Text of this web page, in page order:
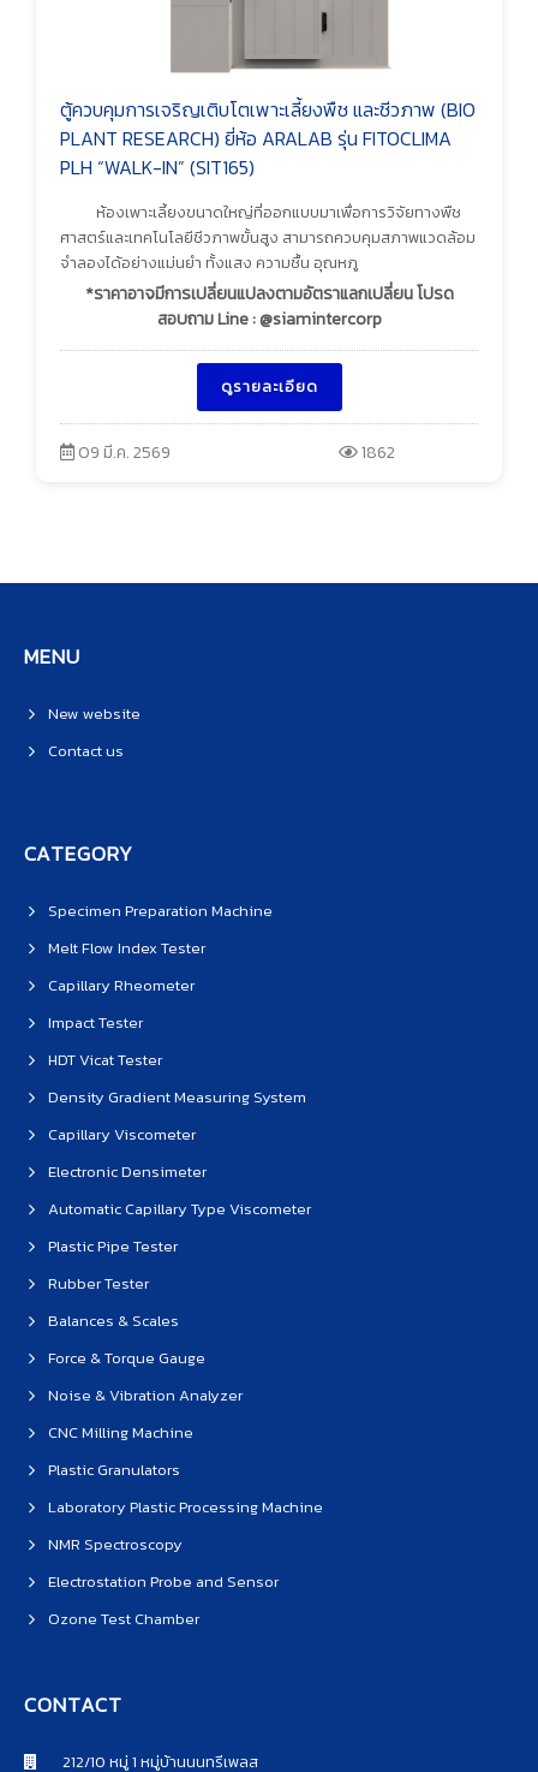
ตู้ควบคุมการเจริญเติบโตเพาะเลี้ยงพืช และชีวภาพ (BIO
PLANT RESEARCH) ยี่ห้อ ARALAB รุ่น FITOCLIMA
PLH “WALK-IN” (SIT165)
ห้องเพาะเลี้ยงขนาดใหญ่ที่ออกแบบมาเพื่อการวิจัยทางพืช
ศาสตร์และเทคโนโลยีชีวภาพขั้นสูง สามารถควบคุมสภาพแวดล้อม
จำลองได้อย่างแม่นยำ ทั้งแสง ความชื้น อุณหภู
*ราคาอาจมีการเปลี่ยนแปลงตามอัตราแลกเปลี่ยน โปรด
สอบถาม Line : @siamintercorp
ดูรายละเอียด
09 มี.ค. 2569 1862
MENU
New website
Contact us
CATEGORY
Specimen Preparation Machine
Melt Flow Index Tester
Capillary Rheometer
Impact Tester
HDT Vicat Tester
Density Gradient Measuring System
Capillary Viscometer
Electronic Densimeter
Automatic Capillary Type Viscometer
Plastic Pipe Tester
Rubber Tester
Balances & Scales
Force & Torque Gauge
Noise & Vibration Analyzer
CNC Milling Machine
Plastic Granulators
Laboratory Plastic Processing Machine
NMR Spectroscopy
Electrostation Probe and Sensor
Ozone Test Chamber
CONTACT
212/10 หมู่ 1 หมู่บ้านนนทรีเพลส